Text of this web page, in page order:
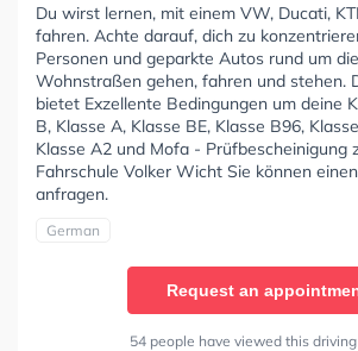
Du wirst lernen, mit einem VW, Ducati,
fahren. Achte darauf, dich zu
Personen und geparkte Autos rund um
Wohnstraßen gehen, fahren und stehen.
bietet Exzellente Bedingungen um deine
B, Klasse A, Klasse BE, Klasse B96,
Klasse A2 und Mofa - Prüfbescheinigung
Fahrschule Volker Wicht Sie können
anfragen.
German
Request an
54 people have viewed this